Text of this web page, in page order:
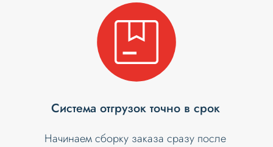
Система отгрузок точно в срок
Начинаем сборку заказа сразу после